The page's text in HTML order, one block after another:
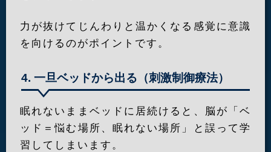
力が抜けてじんわりと温かくなる感覚に意識
を向けるのがポイントです。
4. 一旦ベッドから出る（刺激制御療法）
眠れないままベッドに居続けると、脳が「ベ
ッド＝悩む場所、眠れない場所」と誤って学
習してしまいます。